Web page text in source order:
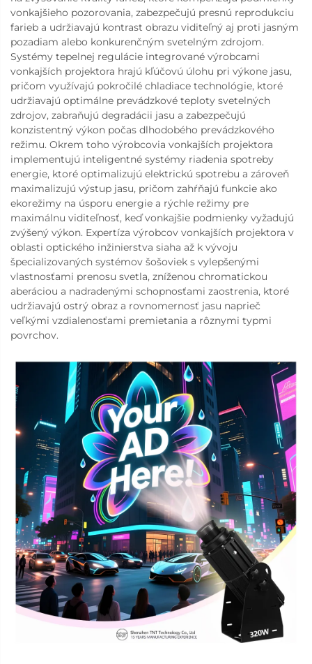
vonkajšieho pozorovania, zabezpečujú presnú reprodukciu
farieb a udržiavajú kontrast obrazu viditeľný aj proti jasným
pozadiam alebo konkurenčným svetelným zdrojom.
Systémy tepelnej regulácie integrované výrobcami
vonkajších projektora hrajú kľúčovú úlohu pri výkone jasu,
pričom využívajú pokročilé chladiace technológie, ktoré
udržiavajú optimálne prevádzkové teploty svetelných
zdrojov, zabraňujú degradácii jasu a zabezpečujú
konzistentný výkon počas dlhodobého prevádzkového
režimu. Okrem toho výrobcovia vonkajších projektora
implementujú inteligentné systémy riadenia spotreby
energie, ktoré optimalizujú elektrickú spotrebu a zároveň
maximalizujú výstup jasu, pričom zahŕňajú funkcie ako
ekorežimy na úsporu energie a rýchle režimy pre
maximálnu viditeľnosť, keď vonkajšie podmienky vyžadujú
zvýšený výkon. Expertíza výrobcov vonkajších projektora v
oblasti optického inžinierstva siaha až k vývoju
špecializovaných systémov šošoviek s vylepšenými
vlastnosťami prenosu svetla, zníženou chromatickou
aberáciou a nadradenými schopnosťami zaostrenia, ktoré
udržiavajú ostrý obraz a rovnomernosť jasu naprieč
veľkými vzdialenosťami premietania a rôznymi typmi
povrchov.